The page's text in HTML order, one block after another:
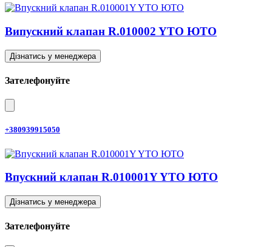
Випускний клапан R.010002 YTO ЮТО
Дізнатись у менеджера
Зателефонуйте
+380939915050
Впускний клапан R.010001Y YTO ЮТО
Дізнатись у менеджера
Зателефонуйте